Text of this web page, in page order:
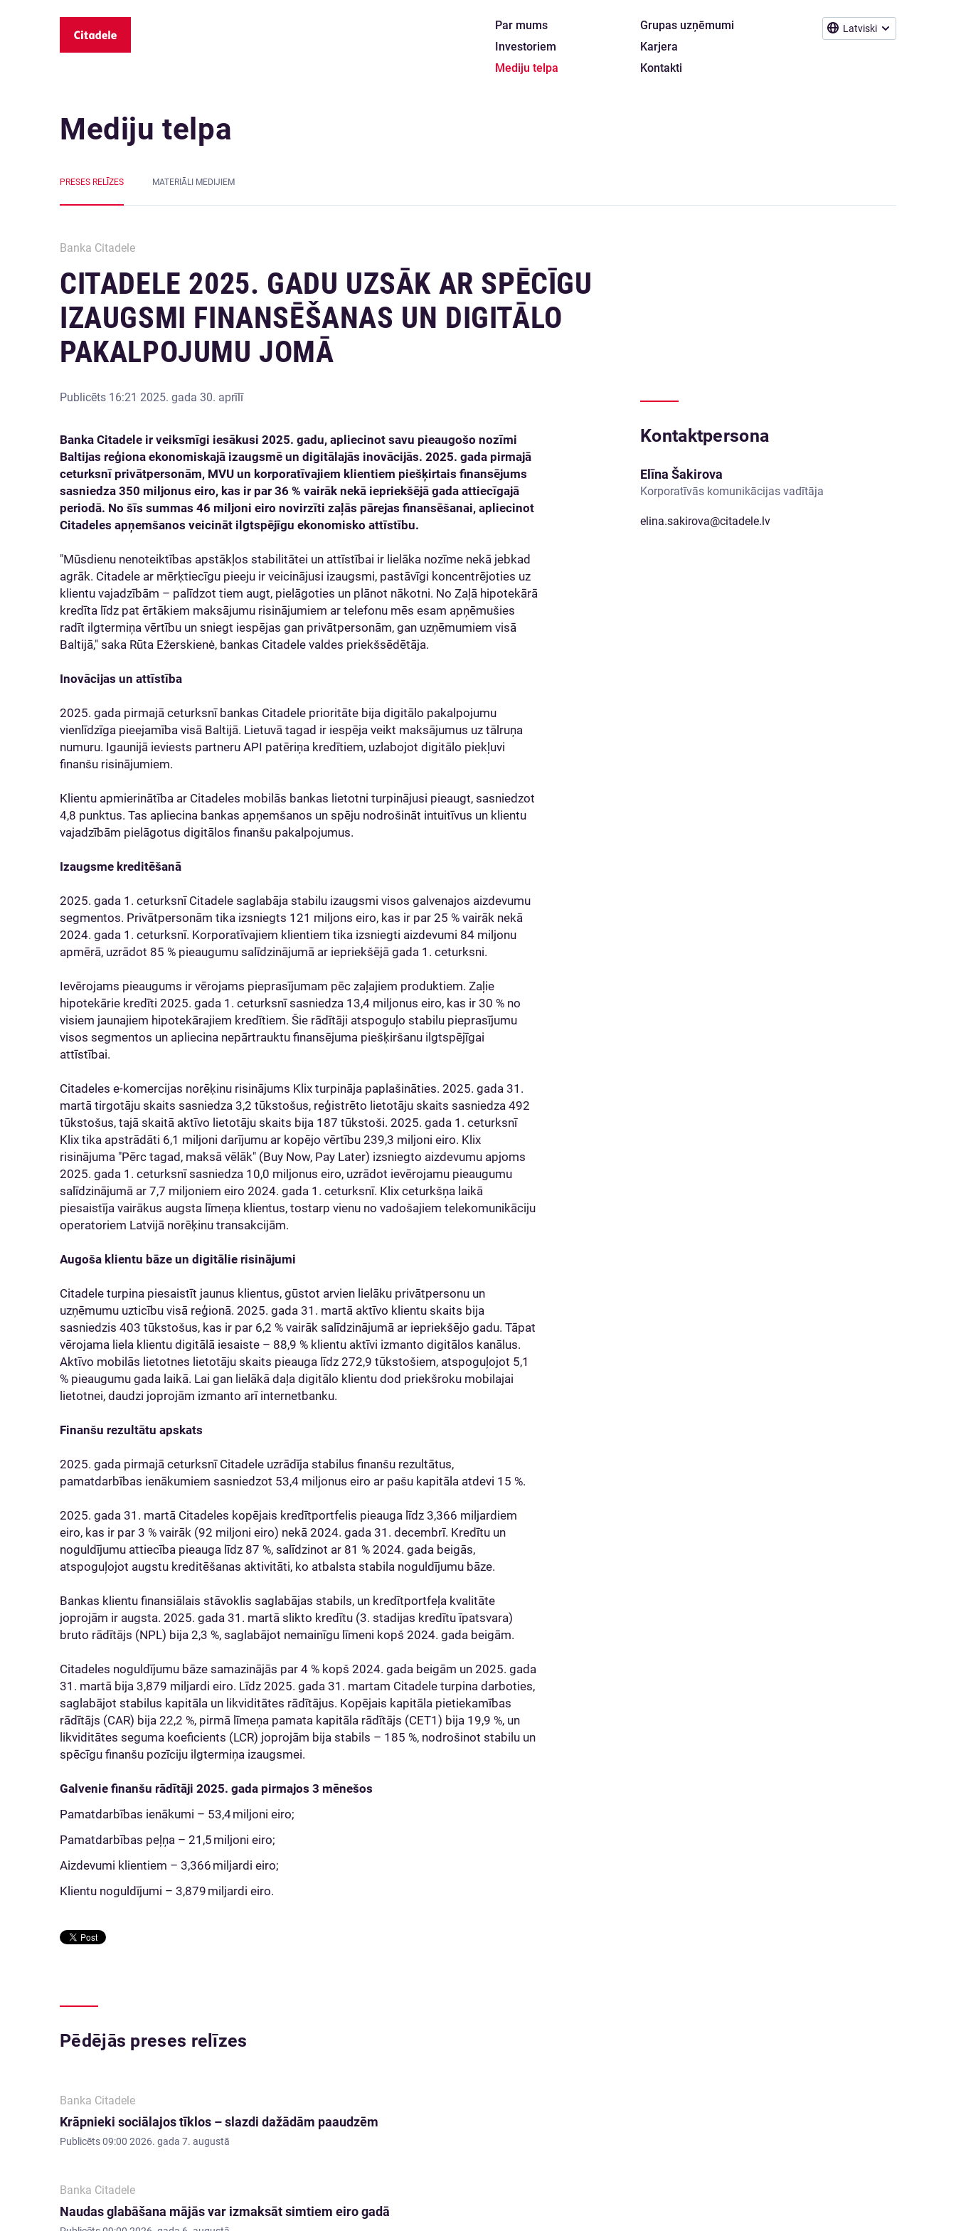
Latviski
Par mums
Investoriem
Mediju telpa
Grupas uzņēmumi
Karjera
Kontakti
Mediju telpa
PRESES RELĪZES MATERIĀLI MEDIJIEM
Banka Citadele
CITADELE 2025. GADU UZSĀK AR SPĒCĪGU
IZAUGSMI FINANSĒŠANAS UN DIGITĀLO
PAKALPOJUMU JOMĀ
Publicēts 16:21 2025. gada 30. aprīlī
Banka Citadele ir veiksmīgi iesākusi 2025. gadu, apliecinot savu pieaugošo nozīmi
Baltijas reģiona ekonomiskajā izaugsmē un digitālajās inovācijās. 2025. gada pirmajā
ceturksnī privātpersonām, MVU un korporatīvajiem klientiem piešķirtais finansējums
sasniedza 350 miljonus eiro, kas ir par 36 % vairāk nekā iepriekšējā gada attiecīgajā
periodā. No šīs summas 46 miljoni eiro novirzīti zaļās pārejas finansēšanai, apliecinot
Citadeles apņemšanos veicināt ilgtspējīgu ekonomisko attīstību.
"Mūsdienu nenoteiktības apstākļos stabilitātei un attīstībai ir lielāka nozīme nekā jebkad
agrāk. Citadele ar mērķtiecīgu pieeju ir veicinājusi izaugsmi, pastāvīgi koncentrējoties uz
klientu vajadzībām – palīdzot tiem augt, pielāgoties un plānot nākotni. No Zaļā hipotekārā
kredīta līdz pat ērtākiem maksājumu risinājumiem ar telefonu mēs esam apņēmušies
radīt ilgtermiņa vērtību un sniegt iespējas gan privātpersonām, gan uzņēmumiem visā
Baltijā," saka Rūta Ežerskienė, bankas Citadele valdes priekšsēdētāja.
Inovācijas un attīstība
2025. gada pirmajā ceturksnī bankas Citadele prioritāte bija digitālo pakalpojumu
vienlīdzīga pieejamība visā Baltijā. Lietuvā tagad ir iespēja veikt maksājumus uz tālruņa
numuru. Igaunijā ieviests partneru API patēriņa kredītiem, uzlabojot digitālo piekļuvi
finanšu risinājumiem.
Klientu apmierinātība ar Citadeles mobilās bankas lietotni turpinājusi pieaugt, sasniedzot
4,8 punktus. Tas apliecina bankas apņemšanos un spēju nodrošināt intuitīvus un klientu
vajadzībām pielāgotus digitālos finanšu pakalpojumus.
Izaugsme kreditēšanā
2025. gada 1. ceturksnī Citadele saglabāja stabilu izaugsmi visos galvenajos aizdevumu
segmentos. Privātpersonām tika izsniegts 121 miljons eiro, kas ir par 25 % vairāk nekā
2024. gada 1. ceturksnī. Korporatīvajiem klientiem tika izsniegti aizdevumi 84 miljonu
apmērā, uzrādot 85 % pieaugumu salīdzinājumā ar iepriekšējā gada 1. ceturksni.
Ievērojams pieaugums ir vērojams pieprasījumam pēc zaļajiem produktiem. Zaļie
hipotekārie kredīti 2025. gada 1. ceturksnī sasniedza 13,4 miljonus eiro, kas ir 30 % no
visiem jaunajiem hipotekārajiem kredītiem. Šie rādītāji atspoguļo stabilu pieprasījumu
visos segmentos un apliecina nepārtrauktu finansējuma piešķiršanu ilgtspējīgai
attīstībai.
Citadeles e-komercijas norēķinu risinājums Klix turpināja paplašināties. 2025. gada 31.
martā tirgotāju skaits sasniedza 3,2 tūkstošus, reģistrēto lietotāju skaits sasniedza 492
tūkstošus, tajā skaitā aktīvo lietotāju skaits bija 187 tūkstoši. 2025. gada 1. ceturksnī
Klix tika apstrādāti 6,1 miljoni darījumu ar kopējo vērtību 239,3 miljoni eiro. Klix
risinājuma "Pērc tagad, maksā vēlāk" (Buy Now, Pay Later) izsniegto aizdevumu apjoms
2025. gada 1. ceturksnī sasniedza 10,0 miljonus eiro, uzrādot ievērojamu pieaugumu
salīdzinājumā ar 7,7 miljoniem eiro 2024. gada 1. ceturksnī. Klix ceturkšņa laikā
piesaistīja vairākus augsta līmeņa klientus, tostarp vienu no vadošajiem telekomunikāciju
operatoriem Latvijā norēķinu transakcijām.
Augoša klientu bāze un digitālie risinājumi
Citadele turpina piesaistīt jaunus klientus, gūstot arvien lielāku privātpersonu un
uzņēmumu uzticību visā reģionā. 2025. gada 31. martā aktīvo klientu skaits bija
sasniedzis 403 tūkstošus, kas ir par 6,2 % vairāk salīdzinājumā ar iepriekšējo gadu. Tāpat
vērojama liela klientu digitālā iesaiste – 88,9 % klientu aktīvi izmanto digitālos kanālus.
Aktīvo mobilās lietotnes lietotāju skaits pieauga līdz 272,9 tūkstošiem, atspoguļojot 5,1
% pieaugumu gada laikā. Lai gan lielākā daļa digitālo klientu dod priekšroku mobilajai
lietotnei, daudzi joprojām izmanto arī internetbanku.
Finanšu rezultātu apskats
2025. gada pirmajā ceturksnī Citadele uzrādīja stabilus finanšu rezultātus,
pamatdarbības ienākumiem sasniedzot 53,4 miljonus eiro ar pašu kapitāla atdevi 15 %.
2025. gada 31. martā Citadeles kopējais kredītportfelis pieauga līdz 3,366 miljardiem
eiro, kas ir par 3 % vairāk (92 miljoni eiro) nekā 2024. gada 31. decembrī. Kredītu un
noguldījumu attiecība pieauga līdz 87 %, salīdzinot ar 81 % 2024. gada beigās,
atspoguļojot augstu kreditēšanas aktivitāti, ko atbalsta stabila noguldījumu bāze.
Bankas klientu finansiālais stāvoklis saglabājas stabils, un kredītportfeļa kvalitāte
joprojām ir augsta. 2025. gada 31. martā slikto kredītu (3. stadijas kredītu īpatsvara)
bruto rādītājs (NPL) bija 2,3 %, saglabājot nemainīgu līmeni kopš 2024. gada beigām.
Citadeles noguldījumu bāze samazinājās par 4 % kopš 2024. gada beigām un 2025. gada
31. martā bija 3,879 miljardi eiro. Līdz 2025. gada 31. martam Citadele turpina darboties,
saglabājot stabilus kapitāla un likviditātes rādītājus. Kopējais kapitāla pietiekamības
rādītājs (CAR) bija 22,2 %, pirmā līmeņa pamata kapitāla rādītājs (CET1) bija 19,9 %, un
likviditātes seguma koeficients (LCR) joprojām bija stabils – 185 %, nodrošinot stabilu un
spēcīgu finanšu pozīciju ilgtermiņa izaugsmei.
Galvenie finanšu rādītāji 2025. gada pirmajos 3 mēnešos
Pamatdarbības ienākumi – 53,4 miljoni eiro;
Pamatdarbības peļņa – 21,5 miljoni eiro;
Aizdevumi klientiem – 3,366 miljardi eiro;
Klientu noguldījumi – 3,879 miljardi eiro.
Kontaktpersona
Elīna Šakirova
Korporatīvās komunikācijas vadītāja
elina.sakirova@citadele.lv
Pēdējās preses relīzes
Banka Citadele
Krāpnieki sociālajos tīklos – slazdi dažādām paaudzēm
Publicēts09:00 2026. gada 7. augustā
Banka Citadele
Naudas glabāšana mājās var izmaksāt simtiem eiro gadā